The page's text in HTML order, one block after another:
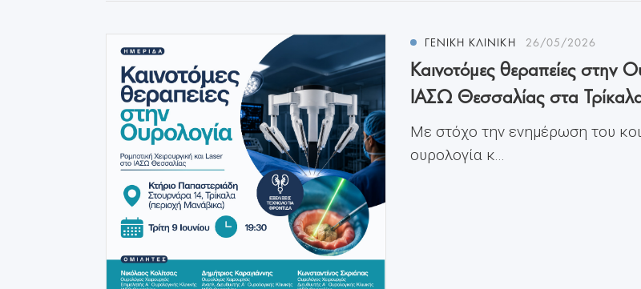
ΓΕΝΙΚΗ ΚΛΙΝΙΚΗ 26/05/2026
Καινοτόμες θεραπείες στην
ΙΑΣΩ Θεσσαλίας στα
Με στόχο την ενημέρωση του
ουρολογία κ...